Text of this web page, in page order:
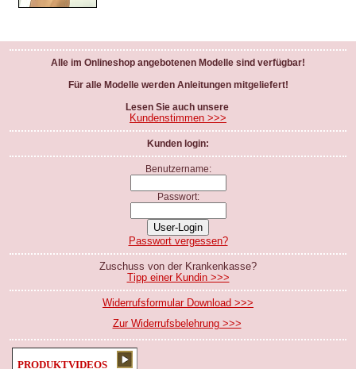
Alle im Onlineshop angebotenen Modelle sind verfügbar!
Für alle Modelle werden Anleitungen mitgeliefert!
Lesen Sie auch unsere
Kundenstimmen >>>
Kunden login:
Benutzername:
Passwort:
Passwort vergessen?
Zuschuss von der Krankenkasse?
Tipp einer Kundin >>>
Widerrufsformular Download >>>
Zur Widerrufsbelehrung >>>
PRODUKTVIDEOS